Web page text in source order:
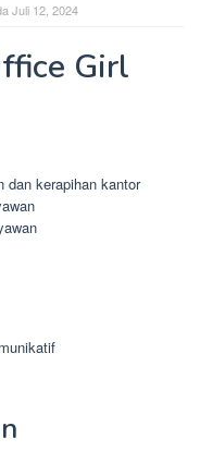
Juli 12, 2024
Girl
dan kerapihan kantor